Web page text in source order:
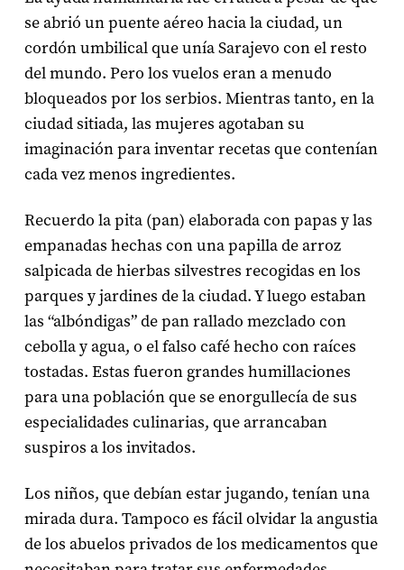
se abrió un puente aéreo hacia la ciudad, un
cordón umbilical que unía Sarajevo con el resto
del mundo. Pero los vuelos eran a menudo
bloqueados por los serbios. Mientras tanto, en la
ciudad sitiada, las mujeres agotaban su
imaginación para inventar recetas que contenían
cada vez menos ingredientes.
Recuerdo la pita (pan) elaborada con papas y las
empanadas hechas con una papilla de arroz
salpicada de hierbas silvestres recogidas en los
parques y jardines de la ciudad. Y luego estaban
las “albóndigas” de pan rallado mezclado con
cebolla y agua, o el falso café hecho con raíces
tostadas. Estas fueron grandes humillaciones
para una población que se enorgullecía de sus
especialidades culinarias, que arrancaban
suspiros a los invitados.
Los niños, que debían estar jugando, tenían una
mirada dura. Tampoco es fácil olvidar la angustia
de los abuelos privados de los medicamentos que